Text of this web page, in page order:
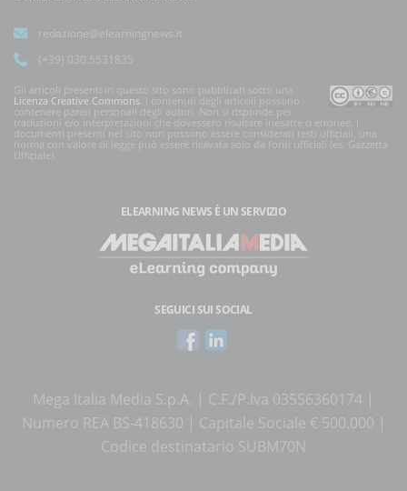
redazione@elearningnews.it
(+39) 030.5531835
Gli articoli presenti in questo sito sono pubblicati sotto una
Licenza Creative Commons . I contenuti degli articoli possono
contenere pareri personali degli autori. Non si risponde per
traduzioni e/o interpretazioni che dovessero risultare inesatte o erronee. I
documenti presenti nel sito non possono essere considerati testi ufficiali, una
norma con valore di legge può essere ricavata solo da fonti ufficiali (es. Gazzetta
Ufficiale).
ELEARNING NEWS È UN SERVIZIO
SEGUICI SUI SOCIAL
Mega Italia Media S.p.A. | C.F./P.Iva 03556360174 |
Numero REA BS-418630 | Capitale Sociale € 500.000 |
Codice destinatario SUBM70N